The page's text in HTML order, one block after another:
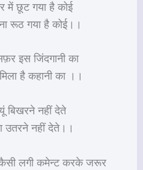
में छूट गया है कोई
रूठ गया है कोई।।
इस जिंदगानी का
है कहानी का ।।
बिखरने नहीं देते
उतरने नहीं देते।।
कैसी लगी कमेन्ट करके जरूर